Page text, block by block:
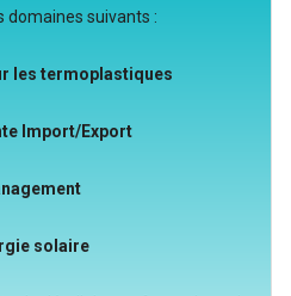
domaines suivants :
les termoplastiques
Import/Export
solaire